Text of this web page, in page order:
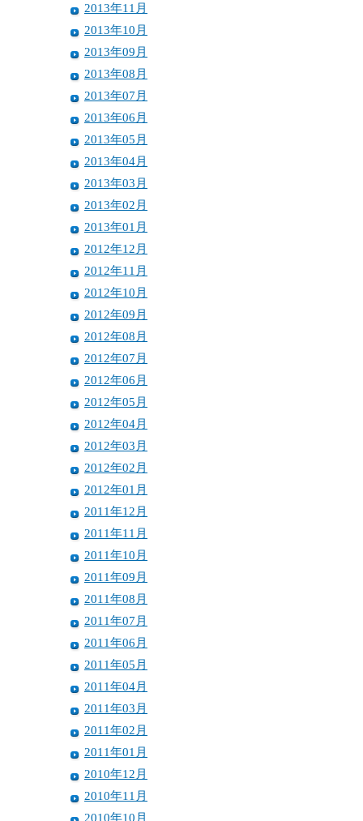
2013年11月
2013年10月
2013年09月
2013年08月
2013年07月
2013年06月
2013年05月
2013年04月
2013年03月
2013年02月
2013年01月
2012年12月
2012年11月
2012年10月
2012年09月
2012年08月
2012年07月
2012年06月
2012年05月
2012年04月
2012年03月
2012年02月
2012年01月
2011年12月
2011年11月
2011年10月
2011年09月
2011年08月
2011年07月
2011年06月
2011年05月
2011年04月
2011年03月
2011年02月
2011年01月
2010年12月
2010年11月
2010年10月